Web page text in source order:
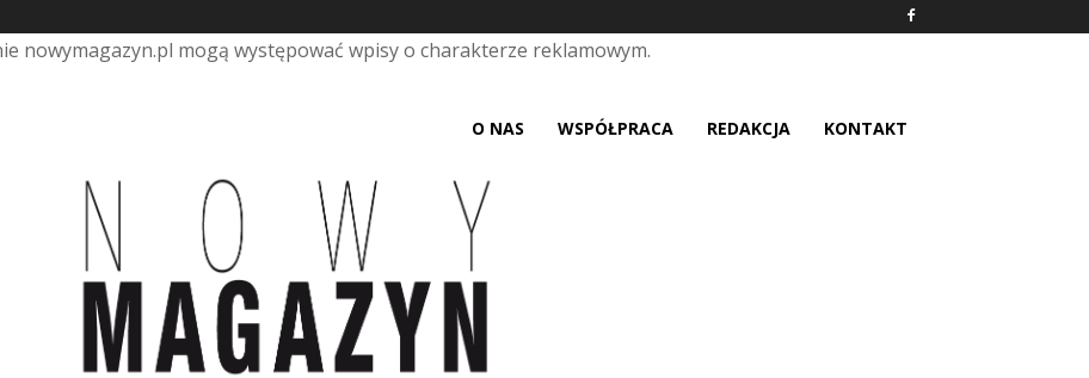
nowymagazyn.pl mogą występować wpisy o charakterze reklamowym.
O NAS WSPÓŁPRACA REDAKCJA KONTAKT